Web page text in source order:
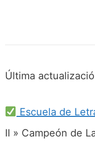
Última
Escuela de
II » Campeón de